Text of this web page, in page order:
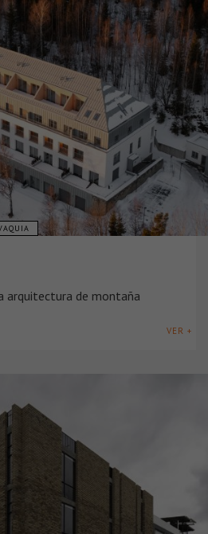
arquitectura de montaña
VER +